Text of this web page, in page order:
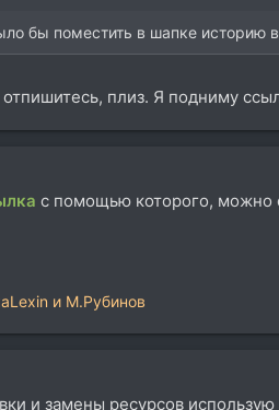
бы поместить в шапке историю
плиз. Я подниму
с помощью которого, можно
и М.Рубинов
и замены ресурсов использую